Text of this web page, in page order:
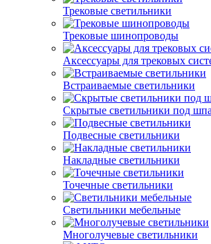
Трековые светильники
Трековые шинопроводы
Аксессуары для трековых
Встраиваемые светильники
Скрытые светильники под
Подвесные светильники
Накладные светильники
Точечные светильники
Светильники мебельные
Многолучевые светильники